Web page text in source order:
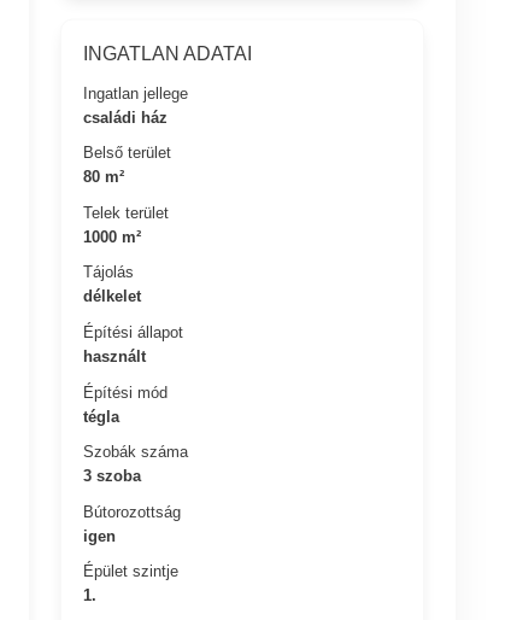
INGATLAN ADATAI
Ingatlan jellege
családi ház
Belső terület
80 m²
Telek terület
1000 m²
Tájolás
délkelet
Építési állapot
használt
Építési mód
tégla
Szobák száma
3 szoba
Bútorozottság
igen
Épület szintje
1.